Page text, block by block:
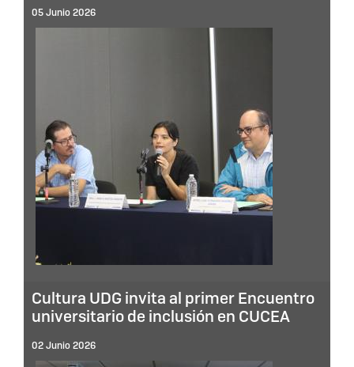
05 Junio 2026
Cultura UDG invita al primer Encuentro
universitario de inclusión en CUCEA
02 Junio 2026